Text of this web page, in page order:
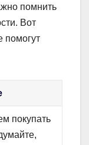
помнить
Вот
помогут
покупать